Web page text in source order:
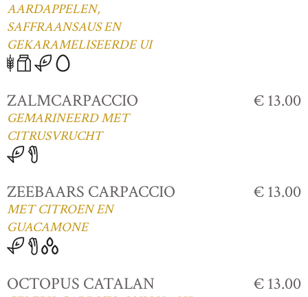
AARDAPPELEN,
SAFFRAANSAUS EN
GEKARAMELISEERDE UI
ZALMCARPACCIO
GEMARINEERD MET
CITRUSVRUCHT
€ 13.00
ZEEBAARS CARPACCIO
MET CITROEN EN
GUACAMONE
€ 13.00
OCTOPUS CATALAN € 13.00